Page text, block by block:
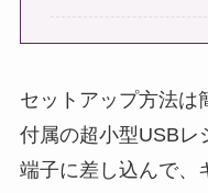
セットアップ方法は
付属の超小型USBレ
端子に差し込んで、